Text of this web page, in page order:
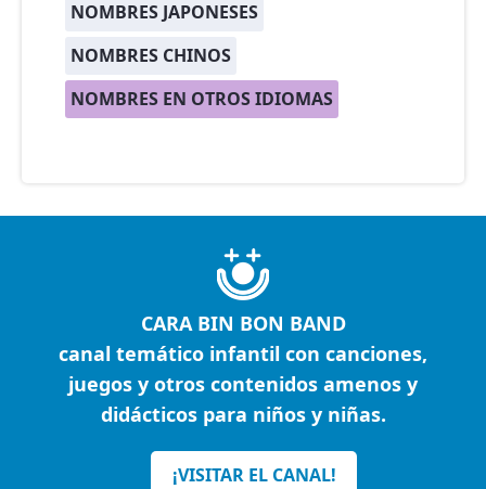
NOMBRES JAPONESES
NOMBRES CHINOS
NOMBRES EN OTROS IDIOMAS
CARA BIN BON BAND
canal temático infantil con canciones,
juegos y otros contenidos amenos y
didácticos para niños y niñas.
¡VISITAR EL CANAL!